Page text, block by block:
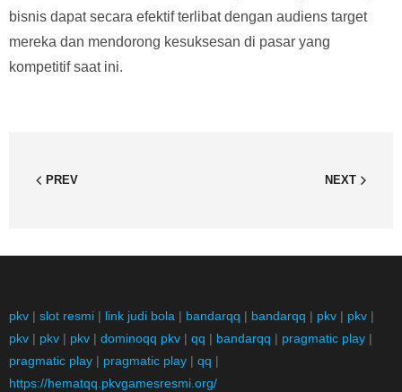
bisnis dapat secara efektif terlibat dengan audiens target
mereka dan mendorong kesuksesan di pasar yang
kompetitif saat ini.
PREV NEXT
pkv | slot resmi | link judi bola | bandarqq | bandarqq | pkv | pkv |
pkv | pkv | pkv | dominoqq pkv | qq | bandarqq | pragmatic play |
pragmatic play | pragmatic play | qq |
https://hematqq.pkvgamesresmi.org/